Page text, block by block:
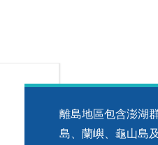
離島地區包含澎湖
島、蘭嶼、龜山島